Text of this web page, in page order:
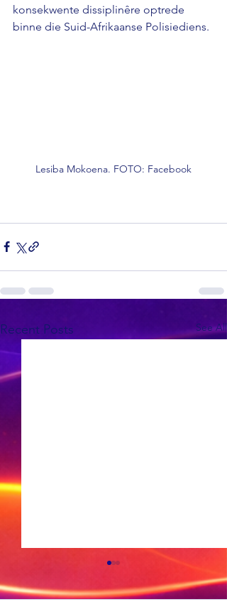
konsekwente dissiplinêre optrede
binne die Suid-Afrikaanse Polisiediens.
Lesiba Mokoena. FOTO: Facebook
Recent Posts See All